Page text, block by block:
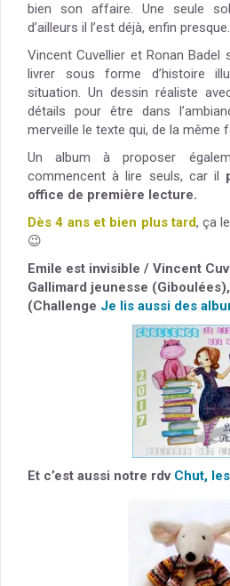
bien son affaire. Une seule
d’ailleurs il l’est déjà, enfin presque.
Vincent Cuvellier et Ronan
livrer sous forme d’histoire
situation. Un dessin réaliste
détails pour être dans
merveille le texte qui, de la même
Un album à proposer
commencent à lire seuls, car il
office de première lecture.
Dès 4 ans et bien plus tard, ça
😉
Emile est invisible / Vincent
Gallimard jeunesse
(Challenge Je lis aussi des
Et c’est aussi notre rdv Chut,